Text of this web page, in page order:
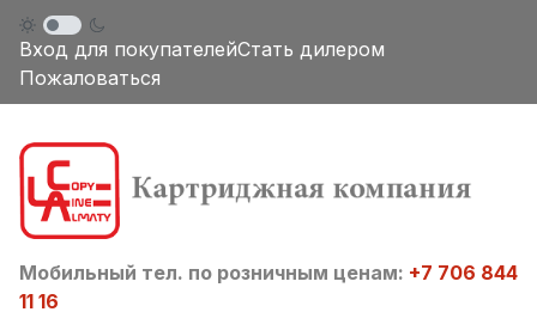
Вход для покупателейСтать дилером
Пожаловаться
Мобильный тел. по розничным ценам: +7 706 844
11 16